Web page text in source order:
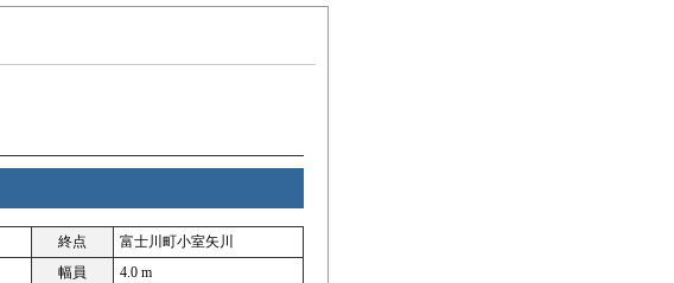
終点
富士川町小室矢川
幅員
4.0 m